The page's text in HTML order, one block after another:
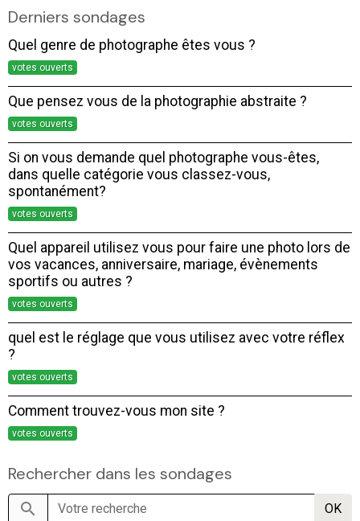
Derniers sondages
Quel genre de photographe êtes vous ?
votes ouverts
Que pensez vous de la photographie abstraite ?
votes ouverts
Si on vous demande quel photographe vous-êtes,
dans quelle catégorie vous classez-vous,
spontanément?
votes ouverts
Quel appareil utilisez vous pour faire une photo lors de
vos vacances, anniversaire, mariage, évènements
sportifs ou autres ?
votes ouverts
quel est le réglage que vous utilisez avec votre réflex
?
votes ouverts
Comment trouvez-vous mon site ?
votes ouverts
Rechercher dans les sondages
OK